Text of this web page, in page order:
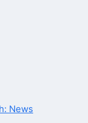
News